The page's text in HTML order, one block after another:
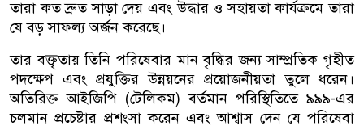
তারা কত দ্রুত সাড়া দেয় এবং উদ্ধার ও সহায়তা কার্যক্রমে তারা
যে বড় সাফল্য অর্জন করেছে।
তার বক্তৃতায় তিনি পরিষেবার মান বৃদ্ধির জন্য সাম্প্রতিক গৃহীত
পদক্ষেপ এবং প্রযুক্তির উন্নয়নের প্রয়োজনীয়তা তুলে ধরেন।
অতিরিক্ত আইজিপি (টেলিকম) বর্তমান পরিস্থিতিতে ৯৯৯-এর
চলমান প্রচেষ্টার প্রশংসা করেন এবং আশ্বাস দেন যে পরিষেবা